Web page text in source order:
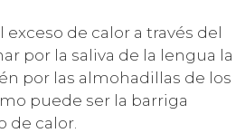
de calor a través del
por la saliva de la lengua la
por las almohadillas de los
puede ser la barriga
de calor.